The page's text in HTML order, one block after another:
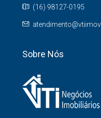
(16) 98127-0195
Sobre Nós